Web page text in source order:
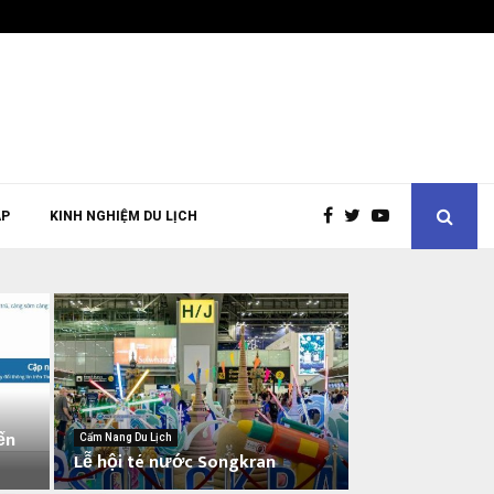
KINH NGHIỆM DU LỊCH
Cẩm Nang Du Lịch
Lễ hội té nước Songkran